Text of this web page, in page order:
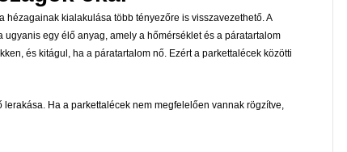
hézagainak kialakulása több tényezőre is visszavezethető. A
egy élő anyag, amely a hőmérséklet és a páratartalom
és kitágul, ha a páratartalom nő. Ezért a parkettalécek közötti
Ha a parkettalécek nem megfelelően vannak rögzítve,